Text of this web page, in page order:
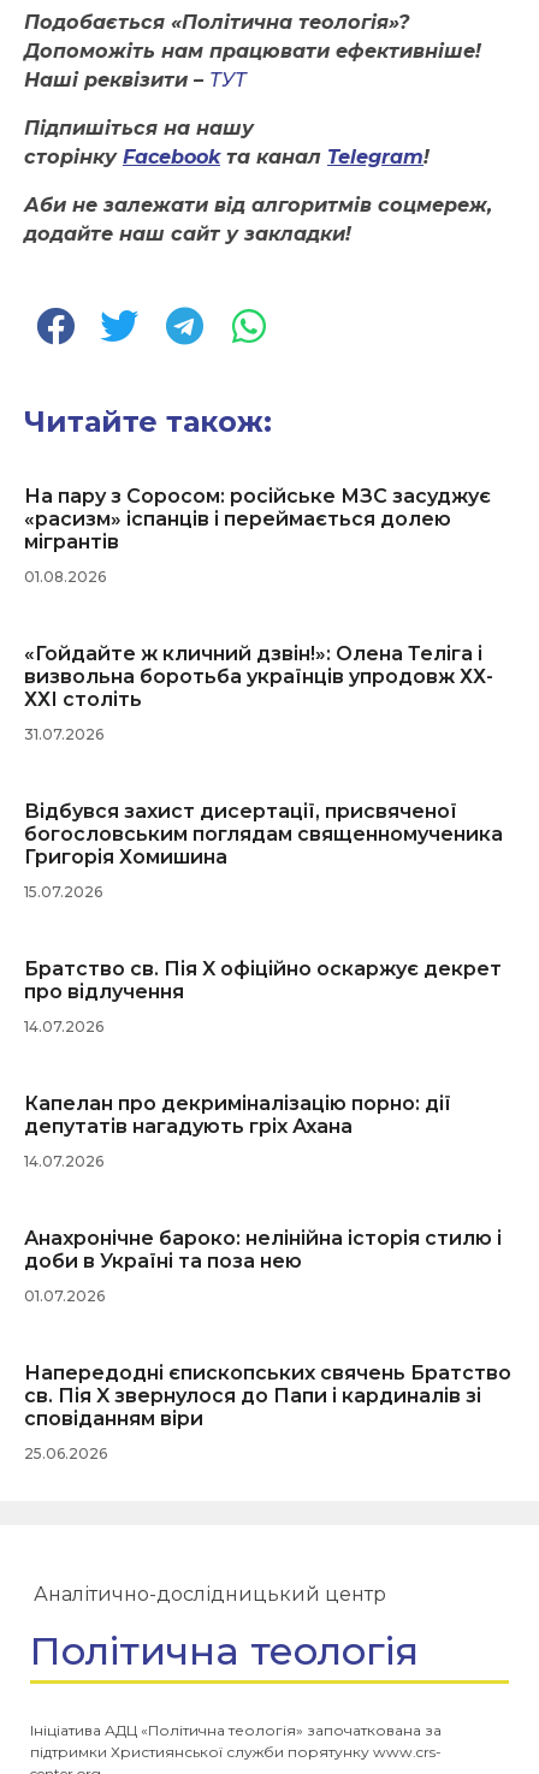
Подобається «Політична теологія»?
Допоможіть нам працювати ефективніше!
Наші реквізити – ТУТ
Підпишіться на нашу
сторінку Facebookта канал Telegram!
Аби не залежати від алгоритмів соцмереж,
додайте наш сайт у закладки!
Читайте також:
На пару з Соросом: російське МЗС засуджує
«расизм» іспанців і переймається долею
мігрантів
01.08.2026
«Гойдайте ж кличний дзвін!»: Олена Теліга і
визвольна боротьба українців упродовж ХХ-
ХХІ століть
31.07.2026
Відбувся захист дисертації, присвяченої
богословським поглядам священномученика
Григорія Хомишина
15.07.2026
Братство св. Пія X офіційно оскаржує декрет
про відлучення
14.07.2026
Капелан про декриміналізацію порно: дії
депутатів нагадують гріх Ахана
14.07.2026
Анахронічне бароко: нелінійна історія стилю і
доби в Україні та поза нею
01.07.2026
Напередодні єпископських свячень Братство
св. Пія X звернулося до Папи і кардиналів зі
сповіданням віри
25.06.2026
Аналітично-дослідницький центр
Політична теологія
Ініціатива АДЦ «Політична теологія» започаткована за
підтримки Християнської служби порятунку www.crs-